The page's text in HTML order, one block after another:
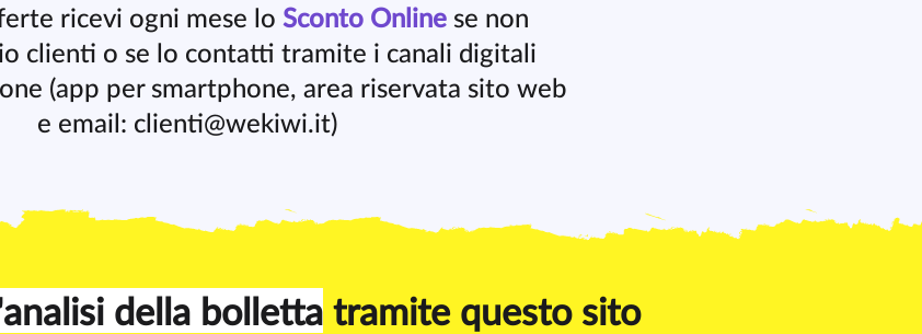
ricevi ogni mese lo Sconto Onlinese non
clienti o se lo contatti tramite i canali digitali
(app per smartphone, area riservata sito web
e email: clienti@wekiwi.it)
della bollettatramite questo sito